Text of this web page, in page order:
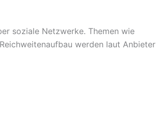
soziale Netzwerke. Themen wie
werden laut Anbieter